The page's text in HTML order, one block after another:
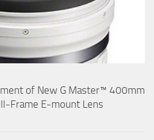
of New G Master™ 400mm
Frame E-mount Lens